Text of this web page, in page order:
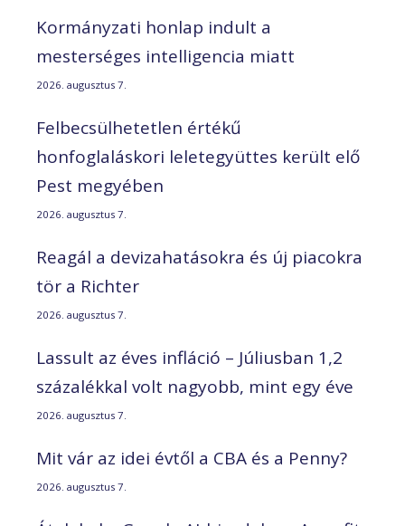
Kormányzati honlap indult a
mesterséges intelligencia miatt
2026. augusztus 7.
Felbecsülhetetlen értékű
honfoglaláskori leletegyüttes került elő
Pest megyében
2026. augusztus 7.
Reagál a devizahatásokra és új piacokra
tör a Richter
2026. augusztus 7.
Lassult az éves infláció – Júliusban 1,2
százalékkal volt nagyobb, mint egy éve
2026. augusztus 7.
Mit vár az idei évtől a CBA és a Penny?
2026. augusztus 7.